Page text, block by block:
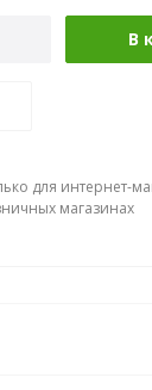
В
для интернет-
магазинах